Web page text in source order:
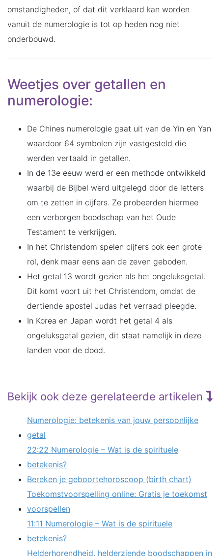
omstandigheden, of dat dit verklaard kan worden
vanuit de numerologie is tot op heden nog niet
onderbouwd.
Weetjes over getallen en
numerologie:
De Chines numerologie gaat uit van de Yin en Yan
waardoor 64 symbolen zijn vastgesteld die
werden vertaald in getallen.
In de 13e eeuw werd er een methode ontwikkeld
waarbij de Bijbel werd uitgelegd door de letters
om te zetten in cijfers. Ze probeerden hiermee
een verborgen boodschap van het Oude
Testament te verkrijgen.
In het Christendom spelen cijfers ook een grote
rol, denk maar eens aan de zeven geboden.
Het getal 13 wordt gezien als het ongeluksgetal.
Dit komt voort uit het Christendom, omdat de
dertiende apostel Judas het verraad pleegde.
In Korea en Japan wordt het getal 4 als
ongeluksgetal gezien, dit staat namelijk in deze
landen voor de dood.
Bekijk ook deze gerelateerde artikelen
Numerologie: betekenis van jouw persoonlijke
getal
22:22 Numerologie – Wat is de spirituele
betekenis?
Bereken je geboortehoroscoop (birth chart)
Toekomstvoorspelling online: Gratis je toekomst
voorspellen
11:11 Numerologie – Wat is de spirituele
betekenis?
Helderhorendheid, helderziende boodschappen in